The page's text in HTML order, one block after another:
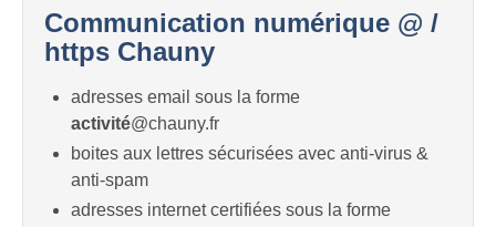
Communication numérique @ /
https Chauny
adresses email sous la forme
activité@chauny.fr
boites aux lettres sécurisées avec anti-virus &
anti-spam
adresses internet certifiées sous la forme